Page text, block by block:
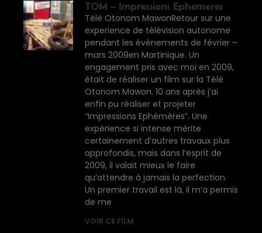
TOM – Impressions Ephemeres
Télé Otonom MawonRetour sur une
experience de télévision autonome
pendant les évènements de février –
mars 2009en Martinique. Un
engagement pris avec moi en 2009,
était de réaliser un film sur la Télé
Otonom Mawon. 10 ans après j’ai
enfin pu réaliser et projeter
“Impressions Ephémères”. Une
expérience si intense mérite
certainement d’autres travaux plus
approfondis, mais dans l’esprit de
2009, il valait mieux le faire
qu’attendre à jamais la perfection.
Un premier travail est là, il m’a permis
de me
VOIR CE FILM